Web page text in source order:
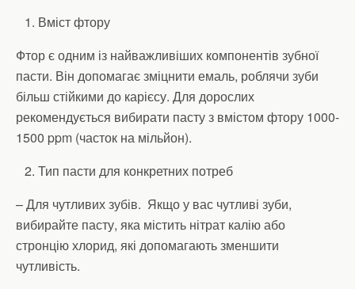
Вміст фтору
Фтор є одним із найважливіших компонентів зубної
пасти. Він допомагає зміцнити емаль, роблячи зуби
більш стійкими до карієсу. Для дорослих
рекомендується вибирати пасту з вмістом фтору 1000-
1500 ppm (часток на мільйон).
Тип пасти для конкретних потреб
– Для чутливих зубів. Якщо у вас чутливі зуби,
вибирайте пасту, яка містить нітрат калію або
стронцію хлорид, які допомагають зменшити
чутливість.